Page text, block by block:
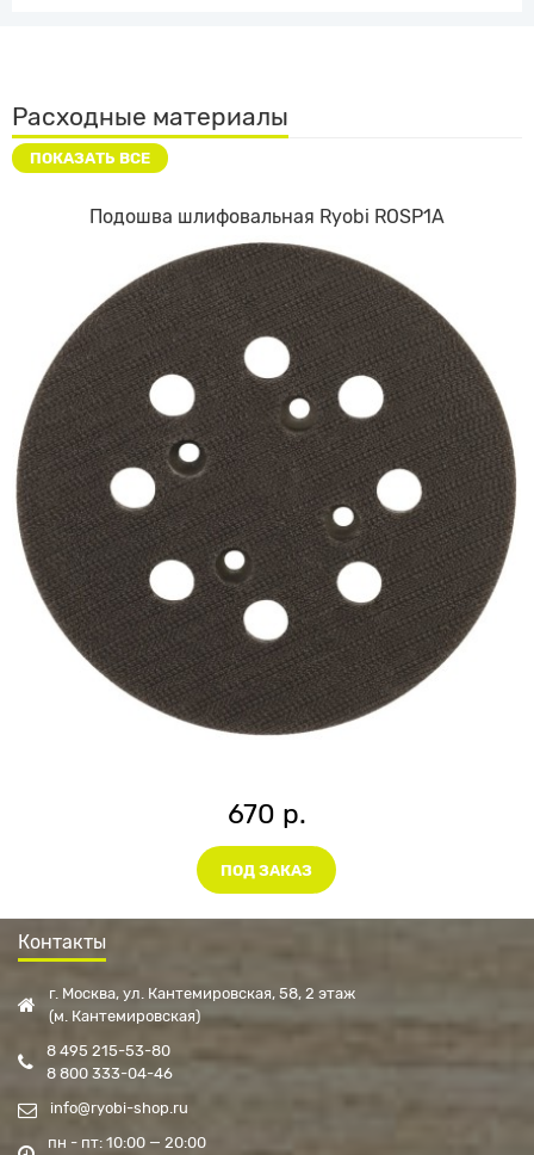
Расходные материалы
ПОКАЗАТЬ ВСЕ
Подошва шлифовальная Ryobi ROSP1A
670 р.
ПОД ЗАКАЗ
Контакты
г. Москва, ул. Кантемировская, 58, 2 этаж
(м. Кантемировская)
8 495 215-53-80
8 800 333-04-46
info@ryobi-shop.ru
пн - пт: 10:00 — 20:00